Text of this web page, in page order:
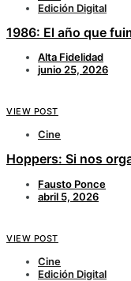
Edición Digital
1986: El año que
Alta Fidelidad
junio 25, 2026
VIEW POST
Cine
Hoppers: Si nos
Fausto Ponce
abril 5, 2026
VIEW POST
Cine
Edición Digital